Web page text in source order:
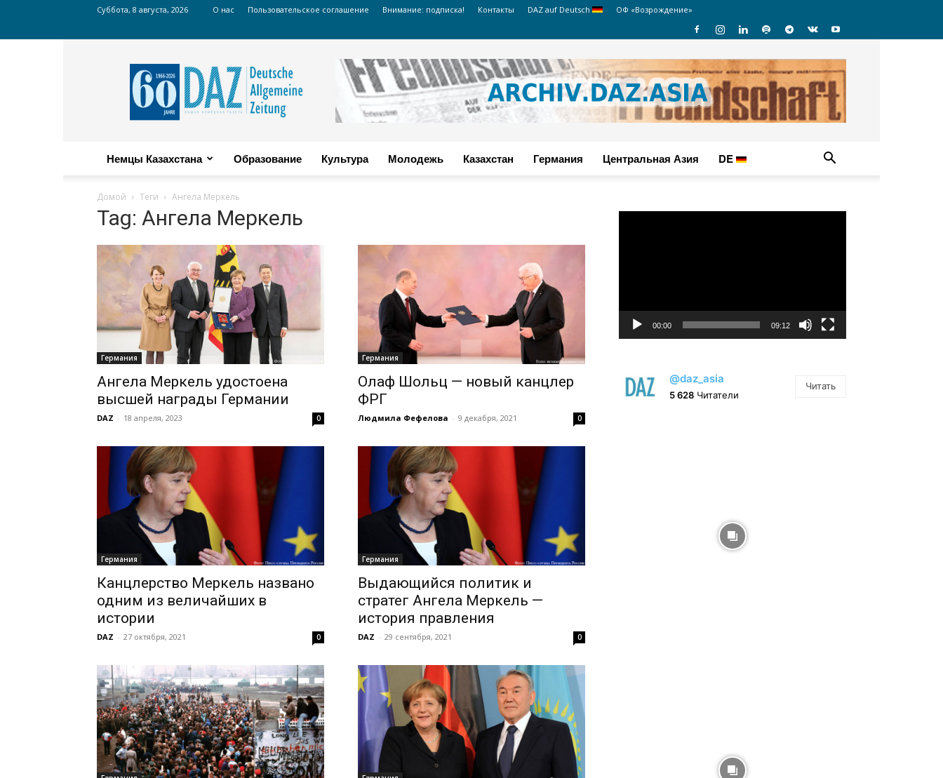
Суббота, 8 августа, 2026 О нас Пользовательское соглашение Внимание: подписка! Контакты DAZ auf Deutsch ОФ «Возрождение»
Russian
DAZ
Немцы Казахстана Образование Культура Молодежь Казахстан Германия Центральная Азия DE
Домой Теги Ангела Меркель
Tag: Ангела Меркель
Германия
Ангела Меркель удостоена
высшей награды Германии
DAZ - 18 апреля, 2023 0
Германия
Олаф Шольц — новый канцлер
ФРГ
Людмила Фефелова - 9 декабря, 2021 0
Германия
Канцлерство Меркель названо
одним из величайших в
истории
DAZ - 27 октября, 2021 0
Германия
Выдающийся политик и
стратег Ангела Меркель —
история правления
DAZ - 29 сентября, 2021 0
00:00 09:12
@daz_asia
5 628 Читатели
Читать